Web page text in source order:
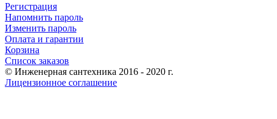
Регистрация
Напомнить пароль
Изменить пароль
Оплата и гарантии
Корзина
Список заказов
© Инженерная сантехника 2016 - 2020 г.
Лицензионное соглашение